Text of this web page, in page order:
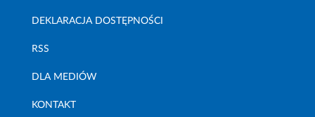
DEKLARACJA DOSTĘPNOŚCI
RSS
DLA MEDIÓW
KONTAKT